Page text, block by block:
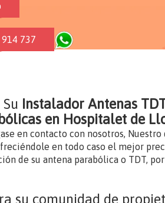
737
Instalador Antenas
en Hospitalet de
en contacto con nosotros,
en todo caso el mejor
de su antena parabólica o TDT,
su comunidad de